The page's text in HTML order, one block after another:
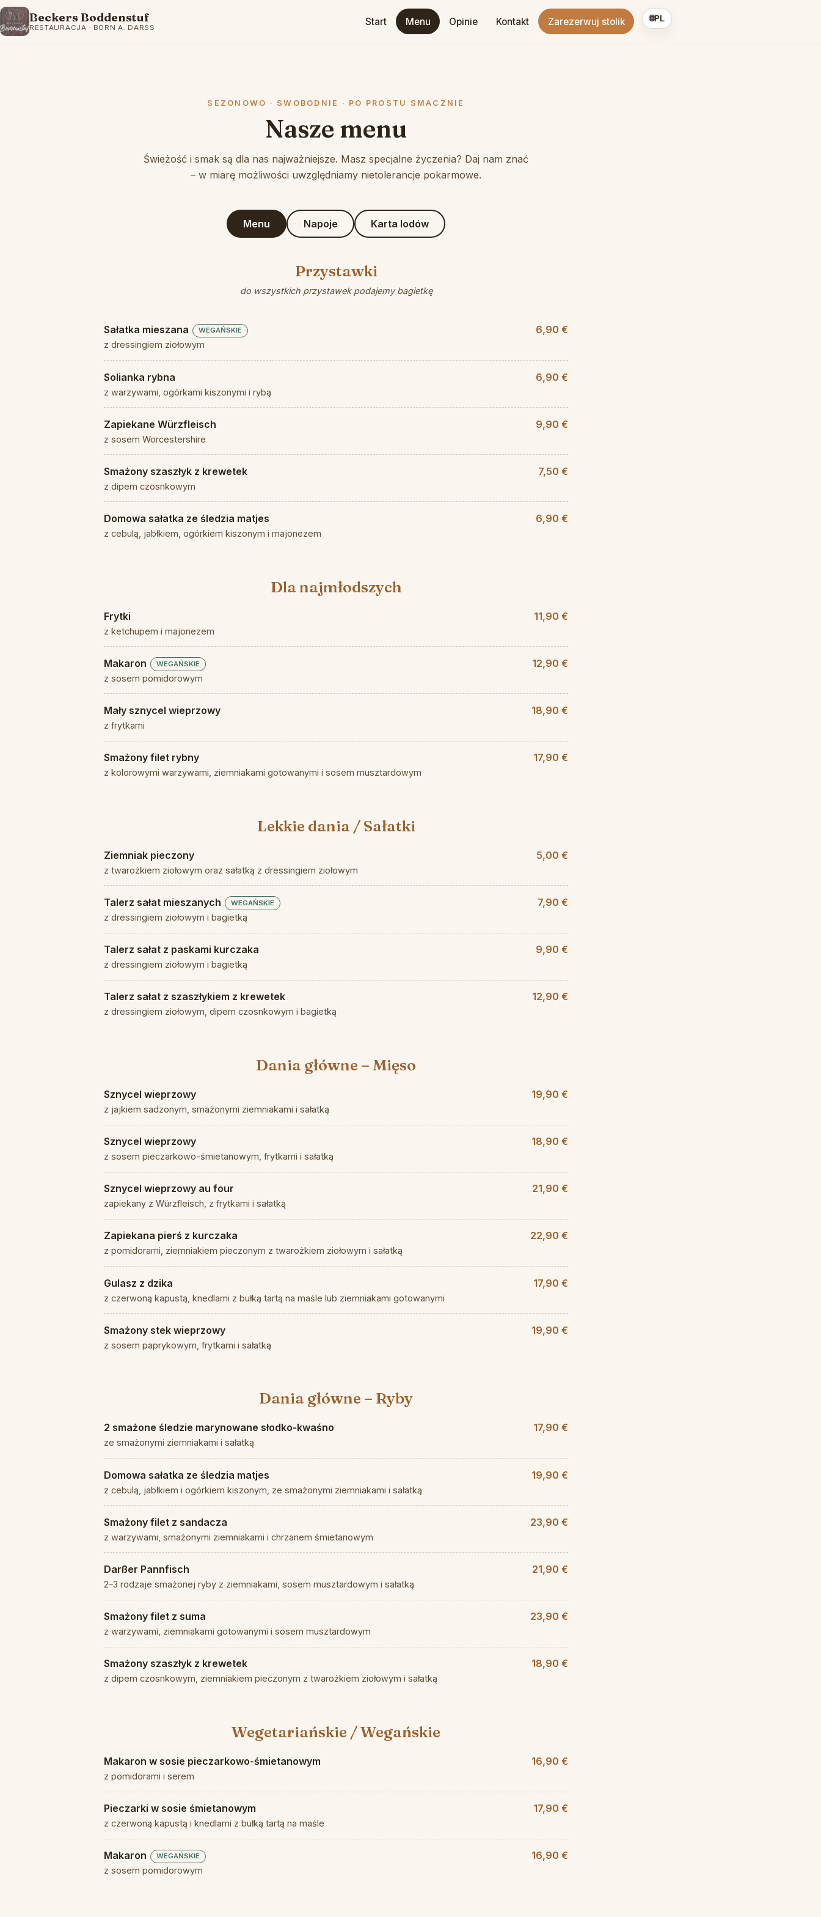
Beckers Boddenstuf
RESTAURACJA · BORN A. DARSS
Start Menu Opinie Kontakt Zarezerwuj stolik 🌐PL
SEZONOWO · SWOBODNIE · PO PROSTU SMACZNIE
Nasze menu
Świeżość i smak są dla nas najważniejsze. Masz specjalne życzenia? Daj nam znać
– w miarę możliwości uwzględniamy nietolerancje pokarmowe.
Menu Napoje Karta lodów
Przystawki
do wszystkich przystawek podajemy bagietkę
Sałatka mieszana WEGAŃSKIE
z dressingiem ziołowym
6,90 €
Solianka rybna
z warzywami, ogórkami kiszonymi i rybą
6,90 €
Zapiekane Würzfleisch
z sosem Worcestershire
9,90 €
Smażony szaszłyk z krewetek
z dipem czosnkowym
7,50 €
Domowa sałatka ze śledzia matjes
z cebulą, jabłkiem, ogórkiem kiszonym i majonezem
6,90 €
Dla najmłodszych
Frytki
z ketchupem i majonezem
11,90 €
Makaron WEGAŃSKIE
z sosem pomidorowym
12,90 €
Mały sznycel wieprzowy
z frytkami
18,90 €
Smażony filet rybny
z kolorowymi warzywami, ziemniakami gotowanymi i sosem musztardowym
17,90 €
Lekkie dania / Sałatki
Ziemniak pieczony
z twarożkiem ziołowym oraz sałatką z dressingiem ziołowym
5,00 €
Talerz sałat mieszanych WEGAŃSKIE
z dressingiem ziołowym i bagietką
7,90 €
Talerz sałat z paskami kurczaka
z dressingiem ziołowym i bagietką
9,90 €
Talerz sałat z szaszłykiem z krewetek
z dressingiem ziołowym, dipem czosnkowym i bagietką
12,90 €
Dania główne – Mięso
Sznycel wieprzowy
z jajkiem sadzonym, smażonymi ziemniakami i sałatką
19,90 €
Sznycel wieprzowy
z sosem pieczarkowo-śmietanowym, frytkami i sałatką
18,90 €
Sznycel wieprzowy au four
zapiekany z Würzfleisch, z frytkami i sałatką
21,90 €
Zapiekana pierś z kurczaka
z pomidorami, ziemniakiem pieczonym z twarożkiem ziołowym i sałatką
22,90 €
Gulasz z dzika
z czerwoną kapustą, knedlami z bułką tartą na maśle lub ziemniakami gotowanymi
17,90 €
Smażony stek wieprzowy
z sosem paprykowym, frytkami i sałatką
19,90 €
Dania główne – Ryby
2 smażone śledzie marynowane słodko-kwaśno
ze smażonymi ziemniakami i sałatką
17,90 €
Domowa sałatka ze śledzia matjes
z cebulą, jabłkiem i ogórkiem kiszonym, ze smażonymi ziemniakami i sałatką
19,90 €
Smażony filet z sandacza
z warzywami, smażonymi ziemniakami i chrzanem śmietanowym
23,90 €
Darßer Pannfisch
2–3 rodzaje smażonej ryby z ziemniakami, sosem musztardowym i sałatką
21,90 €
Smażony filet z suma
z warzywami, ziemniakami gotowanymi i sosem musztardowym
23,90 €
Smażony szaszłyk z krewetek
z dipem czosnkowym, ziemniakiem pieczonym z twarożkiem ziołowym i sałatką
18,90 €
Wegetariańskie / Wegańskie
Makaron w sosie pieczarkowo-śmietanowym
z pomidorami i serem
16,90 €
Pieczarki w sosie śmietanowym
z czerwoną kapustą i knedlami z bułką tartą na maśle
17,90 €
Makaron WEGAŃSKIE
z sosem pomidorowym
16,90 €